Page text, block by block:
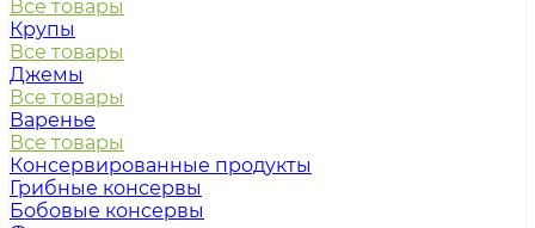
Все товары
Крупы
Все товары
Джемы
Все товары
Варенье
Все товары
Консервированные продукты
Грибные консервы
Бобовые консервы